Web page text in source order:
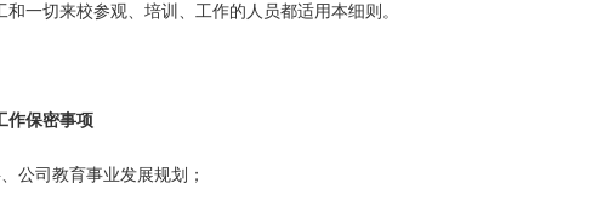
和一切来校参观、培训、工作的人员都适用本细则。
作保密事项
公司教育事业发展规划；